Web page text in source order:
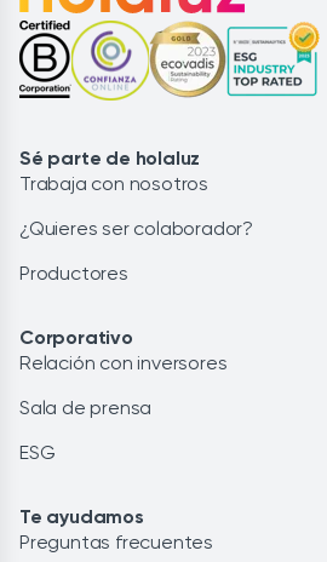
Sé parte de holaluz
Trabaja con nosotros
¿Quieres ser colaborador?
Productores
Corporativo
Relación con inversores
Sala de prensa
ESG
Te ayudamos
Preguntas frecuentes